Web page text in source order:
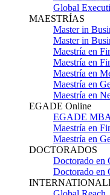
Global
MAESTRÍAS
Master in
Master in
Maestría en
Maestría en
Maestría en
Maestría en
Maestría en
EGADE Online
EGADE
Maestría en
Maestría en
DOCTORADOS
Doctorado en
Doctorado en